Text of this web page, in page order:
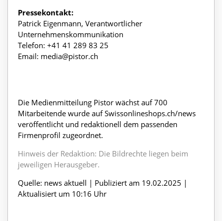
Pressekontakt:
Patrick Eigenmann, Verantwortlicher
Unternehmenskommunikation
Telefon: +41 41 289 83 25
Email: media@pistor.ch
Die Medienmitteilung Pistor wächst auf 700
Mitarbeitende wurde auf Swissonlineshops.ch/news
veröffentlicht und redaktionell dem passenden
Firmenprofil zugeordnet.
Hinweis der Redaktion: Die Bildrechte liegen beim
jeweiligen Herausgeber.
Quelle: news aktuell | Publiziert am 19.02.2025 |
Aktualisiert um 10:16 Uhr